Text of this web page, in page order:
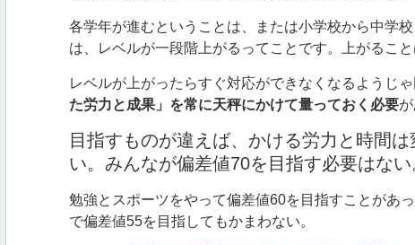
各学年が進むということは、または小学校から中学
は、レベルが一段階上がるってことです。上がるこ
レベルが上がったらすぐ対応ができなくなるようじ
た労力と成果」を常に天秤にかけて量っておく必要
目指すものが違えば、かける労力と時間
い。みんなが偏差値70を目指す必要はない
勉強とスポーツをやって偏差値60を目指すことがあ
で偏差値55を目指してもかまわない。